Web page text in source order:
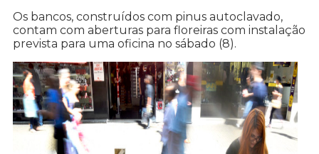
Os bancos, construídos com pinus autoclavado,
contam com aberturas para floreiras com instalação
prevista para uma oficina no sábado (8).